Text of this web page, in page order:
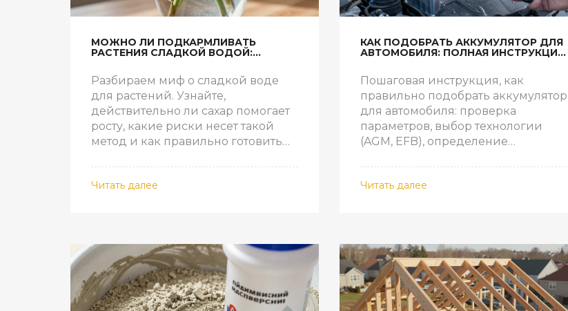
МОЖНО ЛИ ПОДКАРМЛИВАТЬ
РАСТЕНИЯ СЛАДКОЙ ВОДОЙ:
РЕЦЕПТЫ
Разбираем миф о сладкой воде
для растений. Узнайте,
действительно ли сахар помогает
росту, какие риски несет такой
метод и как правильно готовить
Читать далее
КАК ПОДОБРАТЬ АККУМУЛЯТОР ДЛЯ
АВТОМОБИЛЯ: ПОЛНАЯ ИНСТРУКЦИЯ
Пошаговая инструкция, как
правильно подобрать аккумулятор
для автомобиля: проверка
параметров, выбор технологии
(AGM, EFB), определение
Читать далее